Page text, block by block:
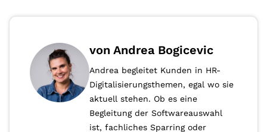
von Andrea Bogicevic
Andrea begleitet Kunden in HR-
Digitalisierungsthemen, egal wo sie
aktuell stehen. Ob es eine
Begleitung der Softwareauswahl
ist, fachliches Sparring oder